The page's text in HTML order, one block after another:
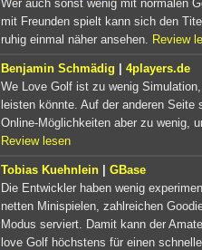
Wer auch sonst wenig mit normalen
mit Freunden spielt kann sich den
ruhig einmal näher ansehen. Review
Benjamin Schmädig | 4players.de
We Love Golf ist zu wenig
leisten könnte. Auf der anderen
Online-Möglichkeiten aber zu wenig,
Review lesen
Tobias Kuehnlein | GBase
Die Entwickler haben wenig
netten Minispielen, zahlreichen
Modus serviert. Damit kann der
love Golf höchstens für einen